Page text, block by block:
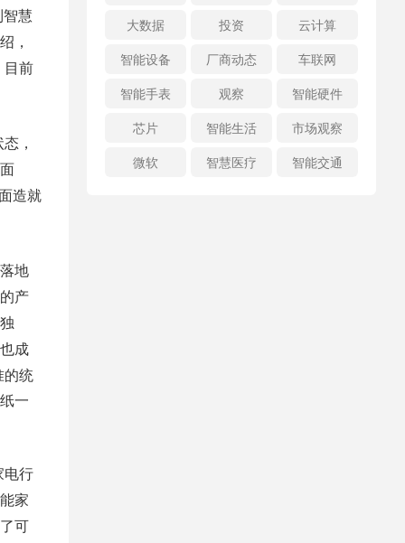
慧
，
目前
，
造就
地
产
成
的统
一
电行
家
可
大数据
投资
云计算
智能设备
厂商动态
车联网
智能手表
观察
智能硬件
芯片
智能生活
市场观察
微软
智慧医疗 智能交通